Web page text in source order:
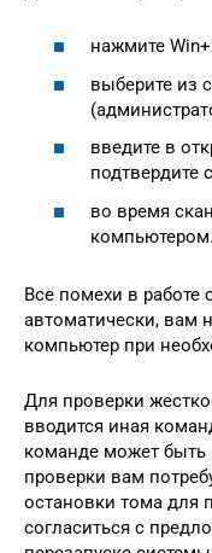
нажмите
выберите из
введите в
подтвердите
во время
компьютером.
Все помехи в работе
автоматически, вам
компьютер при
Для проверки
вводится иная
команде может быть
проверки вам
остановки тома для
согласиться с